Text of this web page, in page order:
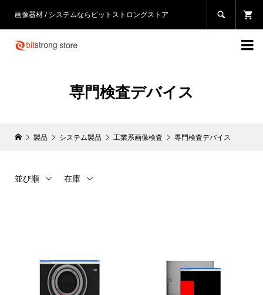
画像器材 / システムならビットストロングストア 

専門検査デバイス
製品 システム製品 工業系画像検査 専門検査デバイス
並び順 在庫